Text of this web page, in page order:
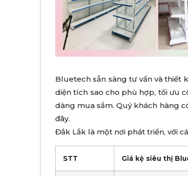
Bluetech sẵn sàng tư vấn và thiết
diện tích sao cho phù hợp, tối ưu
dàng mua sắm. Quý khách hàng
đây.
Đắk Lắk là một nơi phát triển, với
STT Giá kệ siêu thị